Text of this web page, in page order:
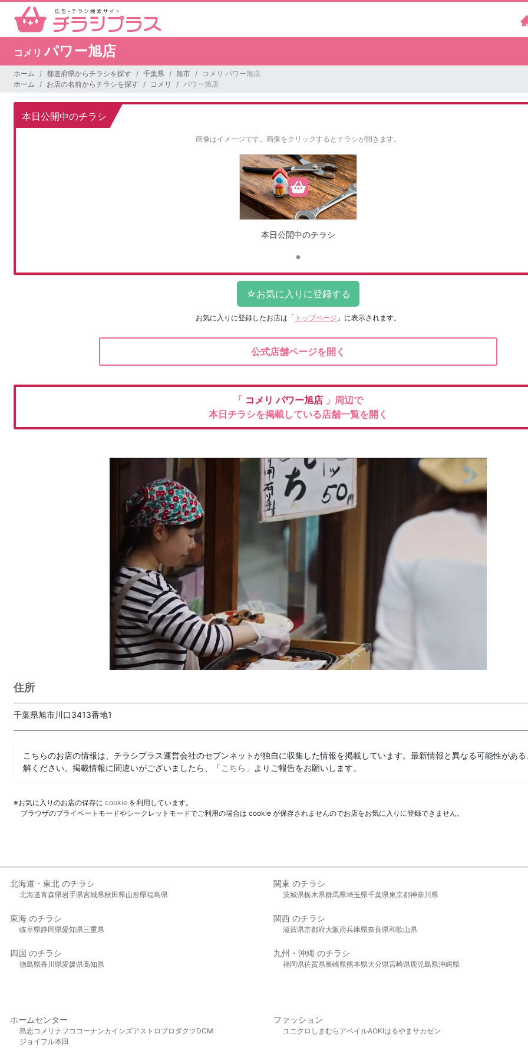
コメリパワー旭店
ホーム 都道府県からチラシを探す 千葉県 旭市
コメリ パワー旭店
ホーム
お店の名前からチラシを探す コメリ パワー旭店
本日公開中のチラシ
画像はイメージです。 画像をクリックするとチラシが開きます。
本日公開中のチラシ
お気に入りに登録したお店は 「 トップページ 」に表示されます。
公式店舗ページを開く
「 コメリパワー旭店 」周辺で
本日チラシを掲載している店舗一覧を開く
住所
千葉県旭市川口3413番地1
こちらのお店の情報は、チラシプラス運営会社のセブンネットが独自に収集した情報を掲載しています。最新情報と異なる可能性があ
解ください。掲載情報に間違いがございましたら、「こちら 」よりご報告をお願いします。
※お気に入りのお店の保存に cookie を利用しています。
ブラウザのプライベートモードやシークレットモードでご利用の場合は cookie が保存されませんのでお店をお気に入りに登録できません。
北海道・東北 のチラシ
北海道青森県岩手県宮城県秋田県山形県福島県
関東 のチラシ
茨城県栃木県群馬県埼玉県千葉県東京都神奈川県
東海 のチラシ
岐阜県静岡県愛知県三重県
関西 のチラシ
滋賀県京都府大阪府兵庫県奈良県和歌山県
四国 のチラシ
徳島県香川県愛媛県高知県
九州・沖縄 のチラシ
福岡県佐賀県長崎県熊本県大分県宮崎県鹿児島県沖縄県
ホームセンター
島忠 コメリ ナフコ コーナンカインズアストロプロダクツDCM
ジョイフル本田
ファッション
ユニクロ しまむら アベイルAOKIはるやま サカゼン